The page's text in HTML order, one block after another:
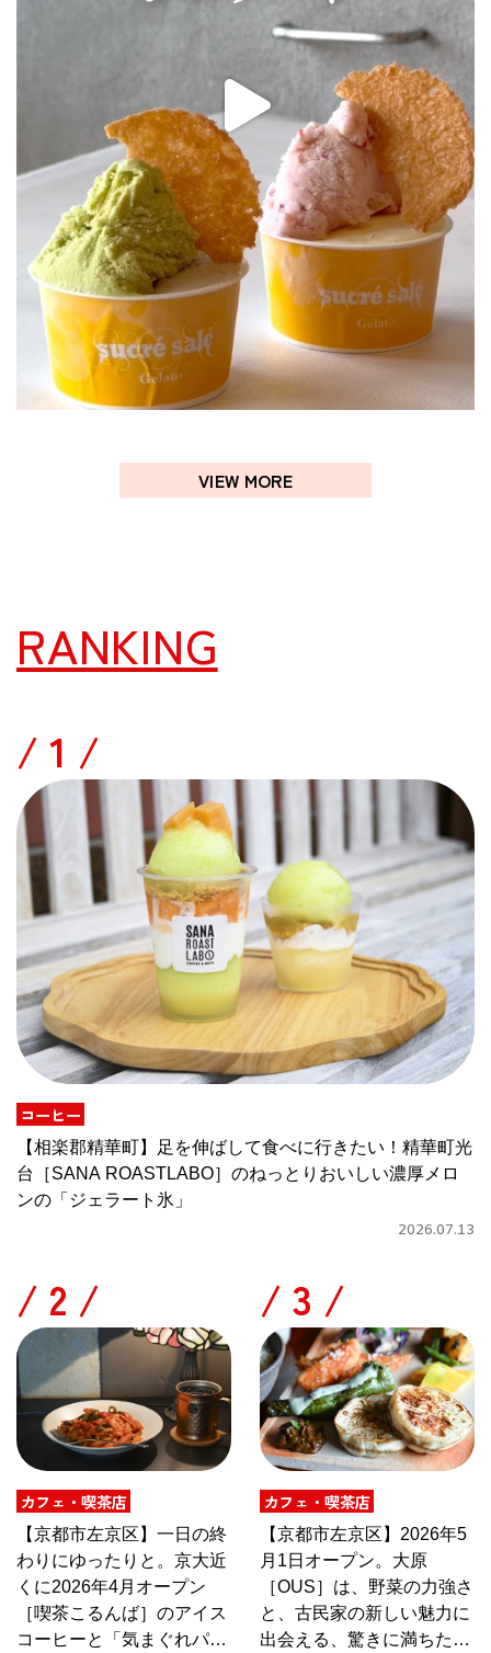
VIEW MORE
RANKING
/
コーヒー
【相楽郡精華町】足を伸ばして食べに行きたい！精華町光
台［SANA ROASTLABO］のねっとりおいしい濃厚メロ
ンの「ジェラート氷」
2026.07.13
/
カフェ・喫茶店
【京都市左京区】一日の終
わりにゆったりと。京大近
くに2026年4月オープン
［喫茶こるんば］のアイス
コーヒーと「気まぐれパス
/
カフェ・喫茶店
【京都市左京区】2026年5
月1日オープン。大原
［OUS］は、野菜の力強さ
と、古民家の新しい魅力に
出会える、驚きに満ちたカ